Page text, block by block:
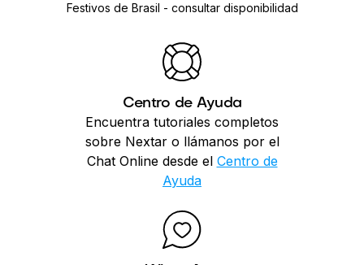
Festivos de Brasil - consultar disponibilidad
Centro de Ayuda
Encuentra tutoriales completos
sobre Nextar o llámanos por el
Chat Online desde el Centro de
Ayuda